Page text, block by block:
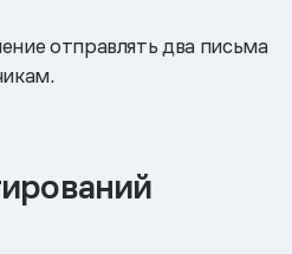
отправлять два письма